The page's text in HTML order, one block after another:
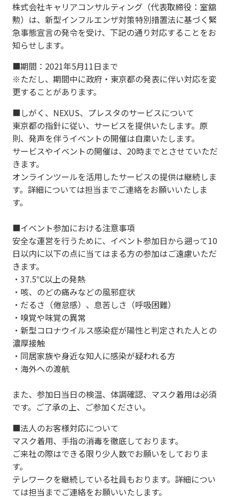
株式会社キャリアコンサルティング（代表取締役：室舘
勲）は、新型インフルエンザ対策特別措置法に基づく緊
急事態宣言の発令を受け、下記の通り対応することをお
知らせします。
■期間：2021年5月11日まで
※ただし、期間中に政府・東京都の発表に伴い対応を変
更することがあります。
■しがく、NEXUS、プレスタのサービスについて
東京都の指針に従い、サービスを提供いたします。原
則、発声を伴うイベントの開催は自粛いたします。
サービスやイベントの開催は、20時までとさせていただ
きます。
オンラインツールを活用したサービスの提供は継続しま
す。詳細については担当までご連絡をお願いいたしま
す。
■イベント参加における注意事項
安全な運営を行うために、イベント参加日から遡って10
日以内に以下の点に当てはまる方の参加はご遠慮いただ
きます。
・37.5℃以上の発熱
・咳、のどの痛みなどの風邪症状
・だるさ（倦怠感）、息苦しさ（呼吸困難）
・嗅覚や味覚の異常
・新型コロナウイルス感染症が陽性と判定された人との
濃厚接触
・同居家族や身近な知人に感染が疑われる方
・海外への渡航
また、参加日当日の検温、体調確認、マスク着用は必須
です。ご了承の上、ご参加ください。
■法人のお客様対応について
マスク着用、手指の消毒を徹底しております。
ご来社の際はできる限り少人数でお願いをしておりま
す。
テレワークを継続している社員もおります。詳細につい
ては担当までご連絡をお願いいたします。